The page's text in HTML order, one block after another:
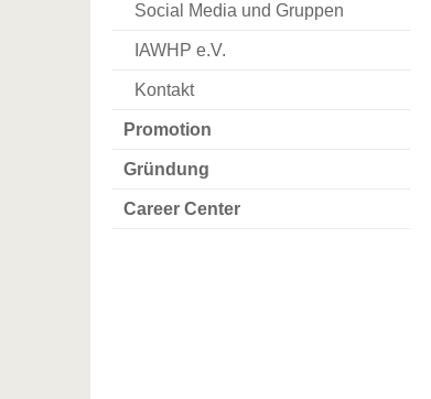
Social Media und Gruppen
IAWHP e.V.
Kontakt
Promotion
Gründung
Career Center